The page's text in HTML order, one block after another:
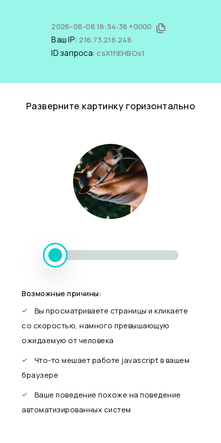
2026-08-08 18:54:38 +0000
Ваш IP:216.73.216.248
ID запроса:csX1fiEHBOs1
Разверните картинку горизонтально
Возможные причины:
Вы просматриваете страницы и кликаете
со скоростью, намного превышающую
ожидаемую от человека
Что-то мешает работе javascript в вашем
браузере
Ваше поведение похоже на поведение
автоматизированных систем